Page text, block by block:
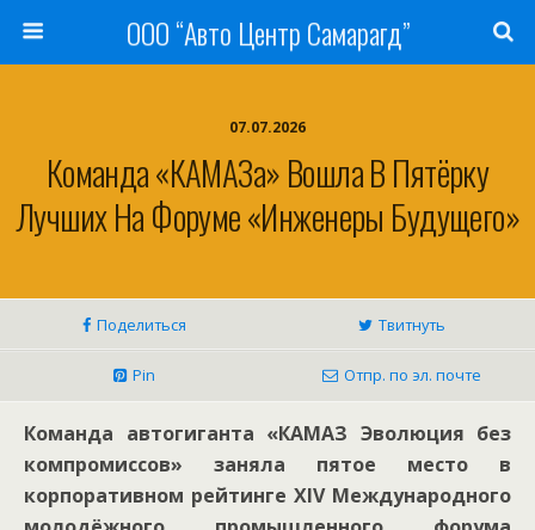
ООО “Авто Центр Самарагд”
07.07.2026
Команда «КАМАЗа» Вошла В Пятёрку
Лучших На Форуме «Инженеры Будущего»
Поделиться Твитнуть
Pin Отпр. по эл. почте
Команда автогиганта «КАМАЗ Эволюция без
компромиссов» заняла пятое место в
корпоративном рейтинге XIV Международного